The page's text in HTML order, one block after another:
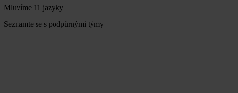
Mluvíme 11 jazyky
Seznamte se s podpůrnými týmy